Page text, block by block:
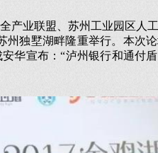
产业联盟、苏州工业园区人
州独墅湖畔隆重举行。本次
华宣布：“泸州银行和通付